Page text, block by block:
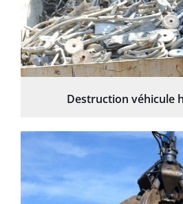
Destruction véhicule